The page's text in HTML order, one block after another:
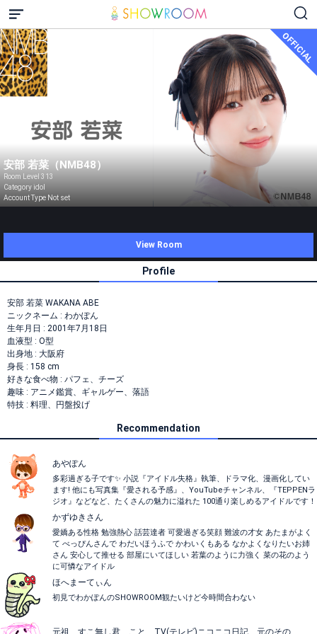
OFFICIAL
安部 若菜（NMB48）
Room Level 313
Category idol
Account Type Not set
View Room
Profile
安部 若菜 WAKANA ABE
ニックネーム : わかぽん
生年月日 : 2001年7月18日
血液型 : O型
出身地 : 大阪府
身長 : 158 cm
好きな食べ物 : パフェ、チーズ
趣味 : アニメ鑑賞、ギャルゲー、落語
特技 : 料理、円盤投げ
Recommendation
あやぽん
多彩過ぎる子です✨️ 小説『アイドル失格』執筆、ドラマ化、漫画化してい
ます! 他にも写真集『愛される予感』、YouTubeチャンネル、『TEPPENラ
ジオ』などなど、たくさんの魅力に溢れた 100通り楽しめるアイドルです！
かずゆきさん
愛嬌ある性格 勉強熱心 話芸達者 可愛過ぎる笑顔 難波の才女 あたまがよく
て べっぴんさんで わだいほうふで かわいくもある なかよくなりたいお姉
さん 安心して推せる 部屋にいてほしい 若葉のように力強く 菜の花のよう
に可憐なアイドル
ほへまーてぃん
初見でわかぽんのSHOWROOM観たいけど今時間合わない
元祖 すこ無し君 こと TV(テレビ)ニコニコ日記 元のその